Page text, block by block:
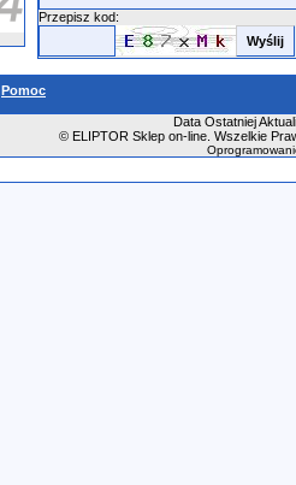
Przepisz kod:
Pomoc
Data Ostatniej
©ELIPTOR Sklep on-line. Wszelkie